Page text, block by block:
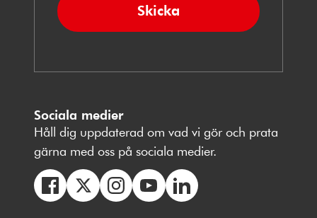
Skicka
Sociala medier
Håll dig uppdaterad om vad vi gör och prata
gärna med oss på sociala medier.